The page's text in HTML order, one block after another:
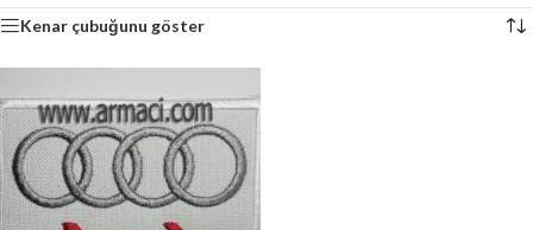
Kenar çubuğunu göster